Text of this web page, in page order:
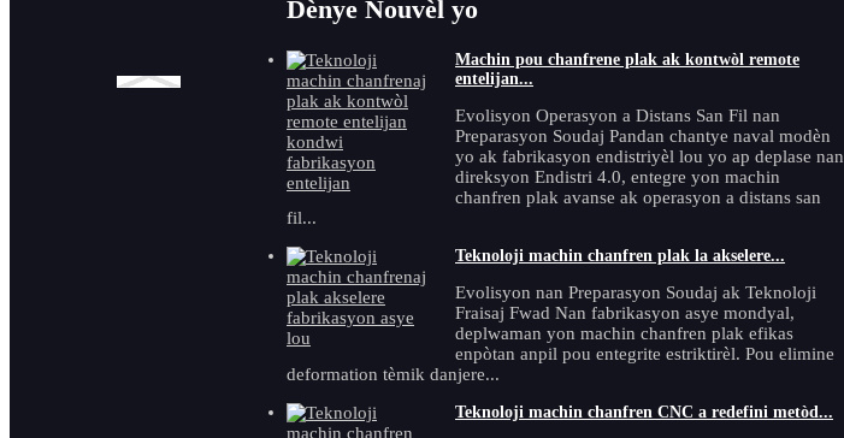
Dènye Nouvèl yo
Machin pou chanfrene plak ak kontwòl remote
entelijan...
Evolisyon Operasyon a Distans San Fil nan
Preparasyon Soudaj Pandan chantye naval modèn
yo ak fabrikasyon endistriyèl lou yo ap deplase nan
direksyon Endistri 4.0, entegre yon machin
chanfren plak avanse ak operasyon a distans san
fil...
Teknoloji machin chanfren plak la akselere...
Evolisyon nan Preparasyon Soudaj ak Teknoloji
Fraisaj Fwad Nan fabrikasyon asye mondyal,
deplwaman yon machin chanfren plak efikas
enpòtan anpil pou entegrite estriktirèl. Pou elimine
deformation tèmik danjere...
Teknoloji machin chanfren CNC a redefini metòd...